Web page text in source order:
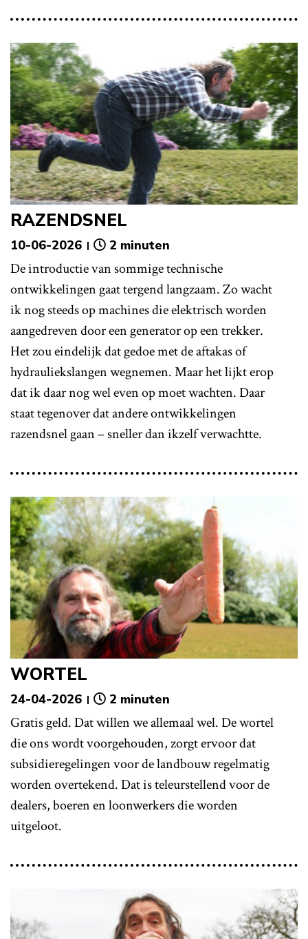
RAZENDSNEL
10-06-2026 2 minuten
De introductie van sommige technische
ontwikkelingen gaat tergend langzaam. Zo wacht
ik nog steeds op machines die elektrisch worden
aangedreven door een generator op een trekker.
Het zou eindelijk dat gedoe met de aftakas of
hydrauliekslangen wegnemen. Maar het lijkt erop
dat ik daar nog wel even op moet wachten. Daar
staat tegenover dat andere ontwikkelingen
razendsnel gaan – sneller dan ikzelf verwachtte.
WORTEL
24-04-2026 2 minuten
Gratis geld. Dat willen we allemaal wel. De wortel
die ons wordt voorgehouden, zorgt ervoor dat
subsidieregelingen voor de landbouw regelmatig
worden overtekend. Dat is teleurstellend voor de
dealers, boeren en loonwerkers die worden
uitgeloot.